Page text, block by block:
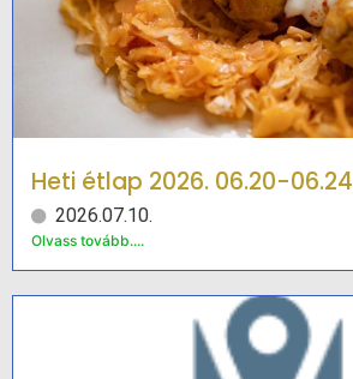
Heti étlap 2026. 06.20-06.24
2026.07.10.
Olvass tovább....